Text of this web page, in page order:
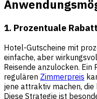
1. Prozentuale
Hotel-Gutscheine mit
einfache, aber
Reisende anzulocken.
regulären Zimmerpreis
jene attraktiv machen,
Diese Strategie ist